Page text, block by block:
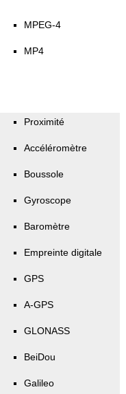
MPEG-4
MP4
Proximité
Accéléromètre
Boussole
Gyroscope
Baromètre
Empreinte digitale
GPS
A-GPS
GLONASS
BeiDou
Galileo